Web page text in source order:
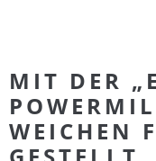
MIT DER
WEICHEN